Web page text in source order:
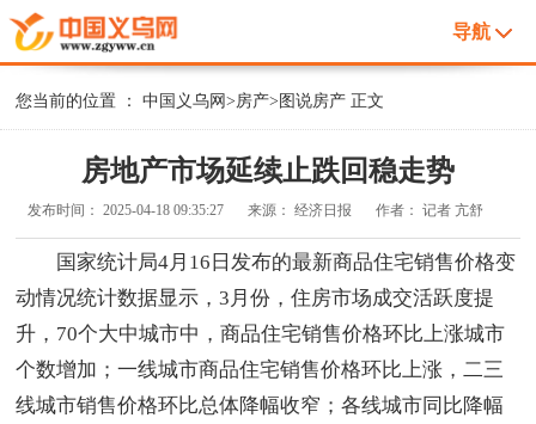
导航
您当前的位置 ：中国义乌网>房产> 图说房产 正文
房地产市场延续止跌回稳走势
发布时间：2025-04-18 09:35:27 来源：经济日报 作者：记者 亢舒
国家统计局4月16日发布的最新商品住宅销售价格变
动情况统计数据显示，3月份，住房市场成交活跃度提
升，70个大中城市中，商品住宅销售价格环比上涨城市
个数增加；一线城市商品住宅销售价格环比上涨，二三
线城市销售价格环比总体降幅收窄；各线城市同比降幅